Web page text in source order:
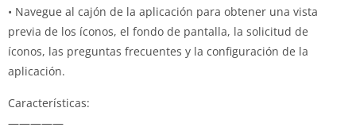
• Navegue al cajón de la aplicación para obtener una vista
previa de los íconos, el fondo de pantalla, la solicitud de
íconos, las preguntas frecuentes y la configuración de la
aplicación.
Características:
—————